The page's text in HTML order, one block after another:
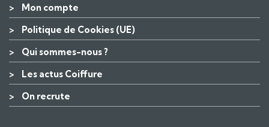
> Mon compte
> Politique de Cookies (UE)
> Qui sommes-nous ?
> Les actus Coiffure
> On recrute